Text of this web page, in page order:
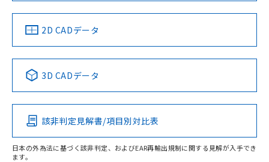
中国 RoHS 注意事項・凡例
Pb Hg Cd Cr(VI)
O
2D CADデータ
3D CADデータ
該非判定見解書/項目別対比表
日本の外為法に基づく該非判定、およびEAR再輸出規制に関する見解が入手でき
ます。